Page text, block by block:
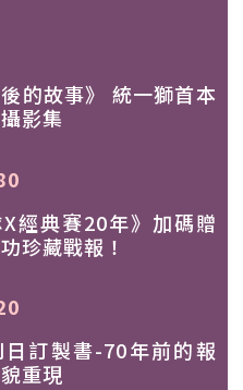
後的故事》 統一獅首本
影集
X經典賽20年》加碼贈
珍藏戰報！
訂製書-70年前的報
重現